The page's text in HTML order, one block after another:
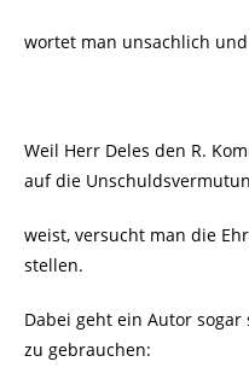
wortet man unsachlich
Weil Herr Deles den R.
auf die
weist, versucht man die
stellen.
Dabei geht ein Autor
zu gebrauchen: